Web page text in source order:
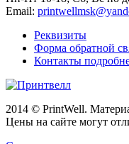
Email:
Реквизиты
Форма обратной
Контакты
2014 © PrintWell.
Цены на сайте могут